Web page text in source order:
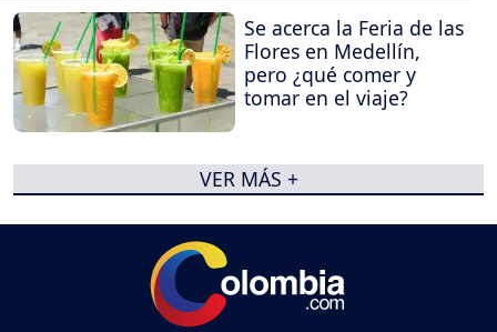
Se acerca la Feria de las
Flores en Medellín,
pero ¿qué comer y
tomar en el viaje?
VER MÁS +